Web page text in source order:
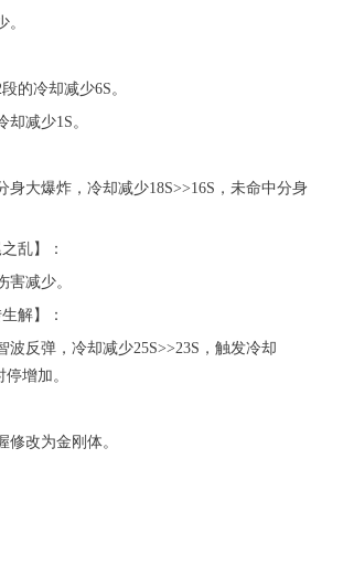
。
的冷却减少6S。
减少1S。
身大爆炸，冷却减少18S>>16S，未命中分身
乱】：
害减少。
解】：
波反弹，冷却减少25S>>23S，触发冷却
增加。
修改为金刚体。